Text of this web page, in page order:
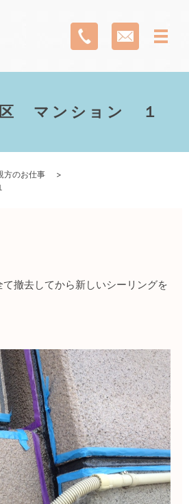
区 マンション １
方のお仕事
撤去してから新しいシーリングを